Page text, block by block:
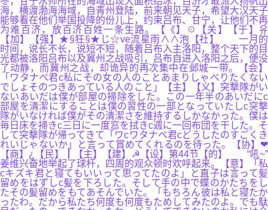
海，横渡渤海海域，自青州登陆，前来朝见天子，希望大汉天子
能够看在他们举国投降的份儿上，约束吕布、甘宁，让他们不再
为难百济，放百济百姓一条生路。【《】☉【关】【于】유
【加】【强】★§狂§★じ☆ve流星雨∧∧泡【社】 一月的
时间，说长不长，说短不短，随着吕布入主洛阳，整个天下的目
光都被洛阳吕布以及冀州之战吸引，吕布自进入洛阳之后，便没
了动静，而冀州之战，却诡异的再次集中在邺城一带。【会】
「ワタナベ君c私にその女の人のことあまりしゃべりたくない
でしょそのつきあっている人のこと」【主】【义】突撃隊がい
ないあいだは僕が部屋の掃除をした。この一年半のあいだにc
部屋を清潔にすることは僕の習性の一部となっていたしc突撃
隊がいなければ僕がその清潔さを維持するしかなかった。僕は
毎日床を掃きc三日に一度窓を拭きc週に一回布団を干した。そ
して突撃隊が帰ってきて「ワcワタナベ君cどうしたのすごくき
れいじゃないか」と言って賞めてくれるのを待った。【协】❤
【商】¿【民】┃【主】【建】☭【设】第44节【的】 “吼~”
姜维兴奋地举起了球杆，四周的观众顿时欢呼起来。【意】「私
cキズキ君と寝てもいいって思ってたのよ」と直子は言って髪
留めをはずしc髪を下ろした。そして手の中で蝶のかたちをし
たその髪留めをもてあそんでいた。「もちろん彼は私と寝たか
ったわ。だから私たち何度も何度もためしてみたのよ。でも駄